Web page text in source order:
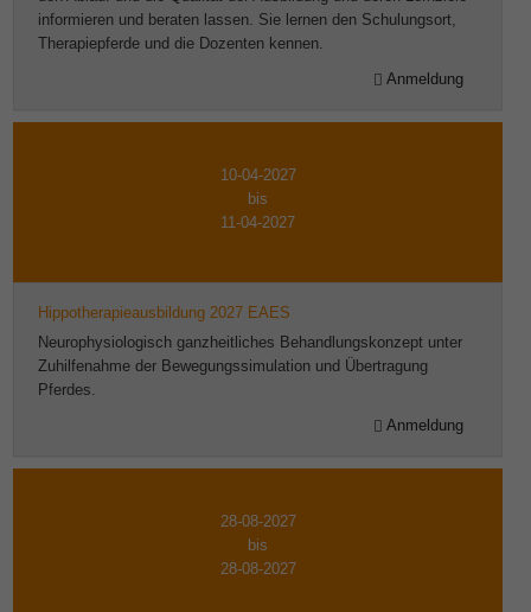
informieren und beraten lassen. Sie lernen den Schulungsort,
Therapiepferde und die Dozenten kennen.
Anmeldung
10-04-2027
bis
11-04-2027
Hippotherapieausbildung 2027 EAES
Neurophysiologisch ganzheitliches Behandlungskonzept unter
Zuhilfenahme der Bewegungssimulation und Übertragung
Pferdes.
Anmeldung
28-08-2027
bis
28-08-2027